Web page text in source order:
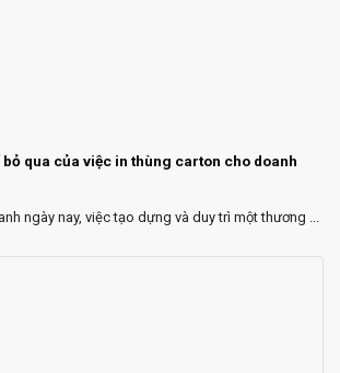
qua của việc in thùng carton cho doanh
ngày nay, việc tạo dựng và duy trì một thương ...